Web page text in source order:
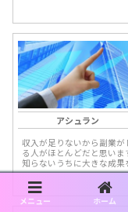
アシュラン
収入が足りないから副業
る人がほとんどだと思い
知らないうちに大きな成
メニュー ホーム